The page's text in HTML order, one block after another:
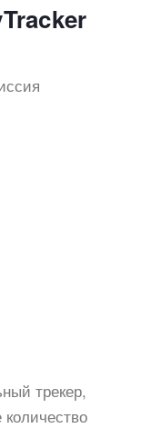
трекер,